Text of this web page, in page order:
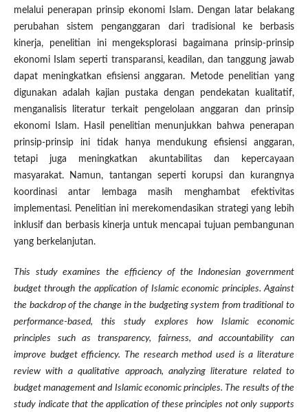
melalui penerapan prinsip ekonomi Islam. Dengan latar belakang
perubahan sistem penganggaran dari tradisional ke berbasis
kinerja, penelitian ini mengeksplorasi bagaimana prinsip-prinsip
ekonomi Islam seperti transparansi, keadilan, dan tanggung jawab
dapat meningkatkan efisiensi anggaran. Metode penelitian yang
digunakan adalah kajian pustaka dengan pendekatan kualitatif,
menganalisis literatur terkait pengelolaan anggaran dan prinsip
ekonomi Islam. Hasil penelitian menunjukkan bahwa penerapan
prinsip-prinsip ini tidak hanya mendukung efisiensi anggaran,
tetapi juga meningkatkan akuntabilitas dan kepercayaan
masyarakat. Namun, tantangan seperti korupsi dan kurangnya
koordinasi antar lembaga masih menghambat efektivitas
implementasi. Penelitian ini merekomendasikan strategi yang lebih
inklusif dan berbasis kinerja untuk mencapai tujuan pembangunan
yang berkelanjutan.
This study examines the efficiency of the Indonesian government
budget through the application of Islamic economic principles. Against
the backdrop of the change in the budgeting system from traditional to
performance-based, this study explores how Islamic economic
principles such as transparency, fairness, and accountability can
improve budget efficiency. The research method used is a literature
review with a qualitative approach, analyzing literature related to
budget management and Islamic economic principles. The results of the
study indicate that the application of these principles not only supports